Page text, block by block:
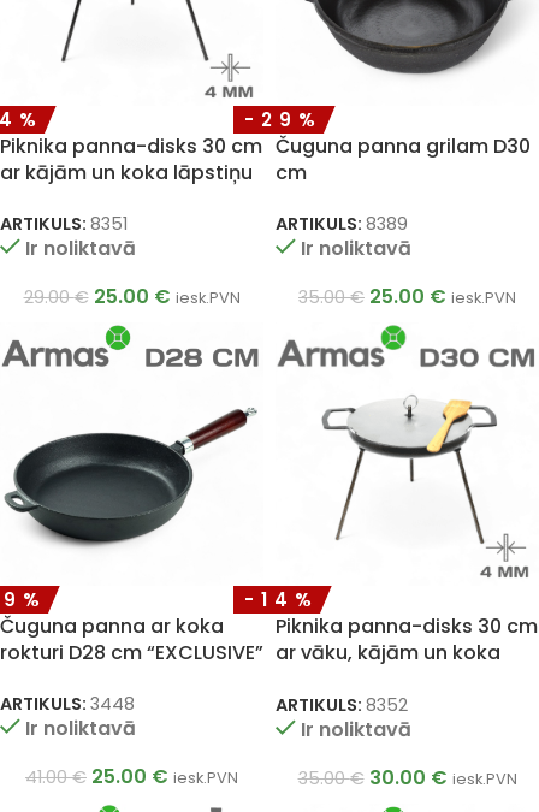
Piknika panna-disks 30 cm
ar kājām un koka lāpstiņu
ARTIKULS: 8351
Ir noliktavā
29.00€ 25.00 € iesk.PVN
-29%
Čuguna panna grilam D30
cm
ARTIKULS: 8389
Ir noliktavā
35.00€ 25.00 € iesk.PVN
Čuguna panna ar koka
rokturi D28 cm “EXCLUSIVE”
ARTIKULS: 3448
Ir noliktavā
41.00€ 25.00 € iesk.PVN
-14%
Piknika panna-disks 30 cm
ar vāku, kājām un koka
ARTIKULS: 8352
Ir noliktavā
35.00€ 30.00 € iesk.PVN